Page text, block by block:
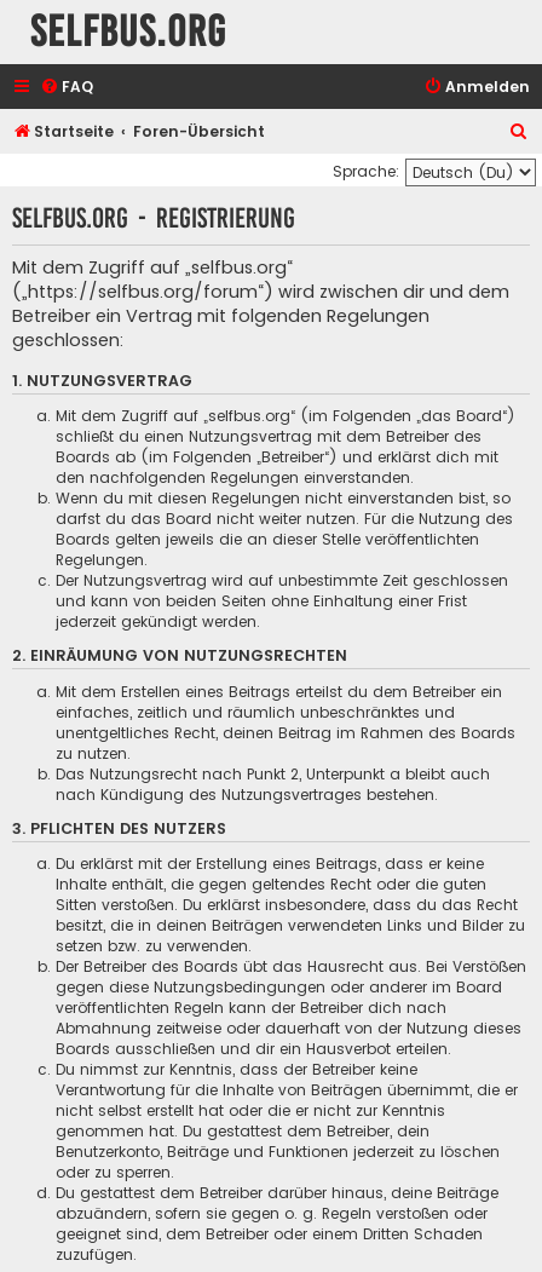
selfbus.org
FAQ Anmelden
Startseite Foren-Übersicht
u
c
Sprache:
selfbus.org - Registrierung
Mit dem Zugriff auf „selfbus.org“
(„https://selfbus.org/forum“) wird zwischen dir und dem
Betreiber ein Vertrag mit folgenden Regelungen
geschlossen:
1. NUTZUNGSVERTRAG
Mit dem Zugriff auf „selfbus.org“ (im Folgenden „das Board“)
schließt du einen Nutzungsvertrag mit dem Betreiber des
Boards ab (im Folgenden „Betreiber“) und erklärst dich mit
den nachfolgenden Regelungen einverstanden.
Wenn du mit diesen Regelungen nicht einverstanden bist, so
darfst du das Board nicht weiter nutzen. Für die Nutzung des
Boards gelten jeweils die an dieser Stelle veröffentlichten
Regelungen.
Der Nutzungsvertrag wird auf unbestimmte Zeit geschlossen
und kann von beiden Seiten ohne Einhaltung einer Frist
jederzeit gekündigt werden.
2. EINRÄUMUNG VON NUTZUNGSRECHTEN
Mit dem Erstellen eines Beitrags erteilst du dem Betreiber ein
einfaches, zeitlich und räumlich unbeschränktes und
unentgeltliches Recht, deinen Beitrag im Rahmen des Boards
zu nutzen.
Das Nutzungsrecht nach Punkt 2, Unterpunkt a bleibt auch
nach Kündigung des Nutzungsvertrages bestehen.
3. PFLICHTEN DES NUTZERS
Du erklärst mit der Erstellung eines Beitrags, dass er keine
Inhalte enthält, die gegen geltendes Recht oder die guten
Sitten verstoßen. Du erklärst insbesondere, dass du das Recht
besitzt, die in deinen Beiträgen verwendeten Links und Bilder zu
setzen bzw. zu verwenden.
Der Betreiber des Boards übt das Hausrecht aus. Bei Verstößen
gegen diese Nutzungsbedingungen oder anderer im Board
veröffentlichten Regeln kann der Betreiber dich nach
Abmahnung zeitweise oder dauerhaft von der Nutzung dieses
Boards ausschließen und dir ein Hausverbot erteilen.
Du nimmst zur Kenntnis, dass der Betreiber keine
Verantwortung für die Inhalte von Beiträgen übernimmt, die er
nicht selbst erstellt hat oder die er nicht zur Kenntnis
genommen hat. Du gestattest dem Betreiber, dein
Benutzerkonto, Beiträge und Funktionen jederzeit zu löschen
oder zu sperren.
Du gestattest dem Betreiber darüber hinaus, deine Beiträge
abzuändern, sofern sie gegen o. g. Regeln verstoßen oder
geeignet sind, dem Betreiber oder einem Dritten Schaden
zuzufügen.